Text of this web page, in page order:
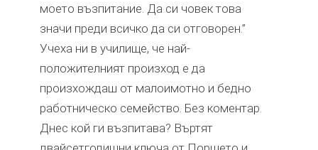
моето възпитание. Да си човек това
значи преди всичко да си отговорен.”
Учеха ни в училище, че най-
положителният произход е да
произхождаш от малоимотно и бедно
работническо семейство. Без коментар.
Днес кой ги възпитава? Въртят